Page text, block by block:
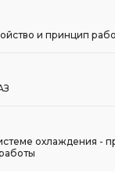
и принцип
охлаждения -